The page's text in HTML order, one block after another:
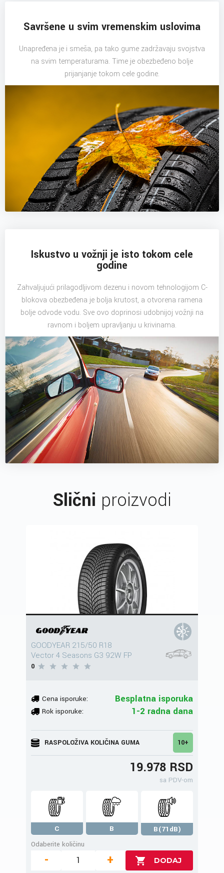
Savršene u svim vremenskim uslovima
Unapređena je i smeša, pa tako gume zadržavaju svojstva
na svim temperaturama. Time je obezbeđeno bolje
prijanjanje tokom cele godine.
Iskustvo u vožnji je isto tokom cele
godine
Zahvaljujući prilagodljivom dezenu i novom tehnologijom C-
blokova obezbeđena je bolja krutost, a otvorena ramena
bolje odvode vodu. Sve ovo doprinosi udobnijoj vožnji na
ravnom i boljem upravljanju u krivinama.
Slični proizvodi
GOODYEAR 215/50 R18
Vector 4 Seasons G3 92W FP
0
Cena isporuke: Besplatna isporuka
Rok isporuke: 1-2 radna dana
RASPOLOŽIVA KOLIČINA GUMA 10+
19.978 RSD
sa PDV-om
C B
B(71dB)
Odaberite količinu
- +